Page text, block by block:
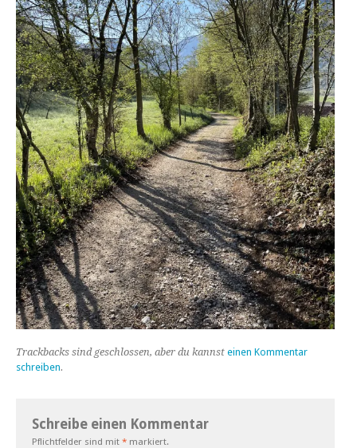
Trackbacks sind geschlossen, aber du kannst einen Kommentar
schreiben.
Schreibe einen Kommentar
Pflichtfelder sind mit * markiert.